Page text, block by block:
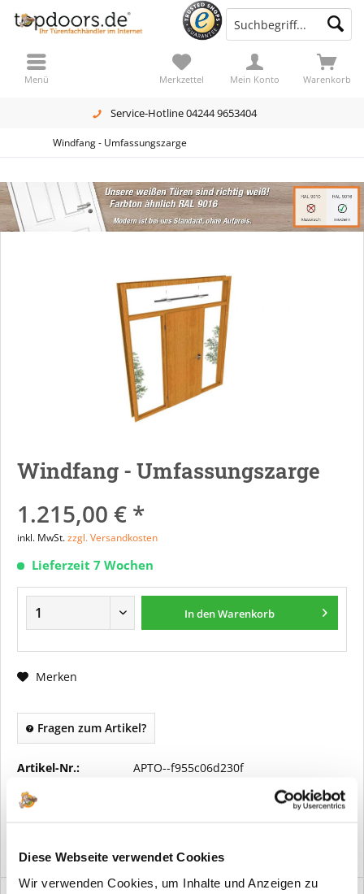
Diese Webseite verwendet Cookies
Wir verwenden Cookies, um Inhalte und Anzeigen zu
Service-Hotline 04244 9653404
Warenkorb
Merkzettel Mein Konto
Menü
Windfang - Umfassungszarge
Windfang - Umfassungszarge
1.215,00 € *
inkl. MwSt.zzgl. Versandkosten
Lieferzeit 7 Wochen
In denWarenkorb
Merken
Fragen zum Artikel?
Artikel-Nr.: APTO--f955c06d230f
Vorteile